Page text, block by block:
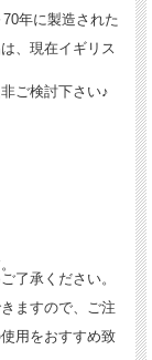
年に製造された
、現在イギリス
ご検討下さい♪
了承ください。
ますので、ご注
用をおすすめ致